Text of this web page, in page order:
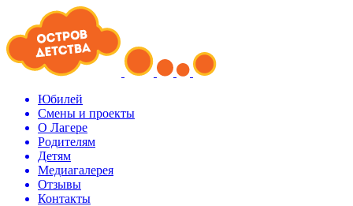
Юбилей
Смены и проекты
О Лагере
Родителям
Детям
Медиагалерея
Отзывы
Контакты